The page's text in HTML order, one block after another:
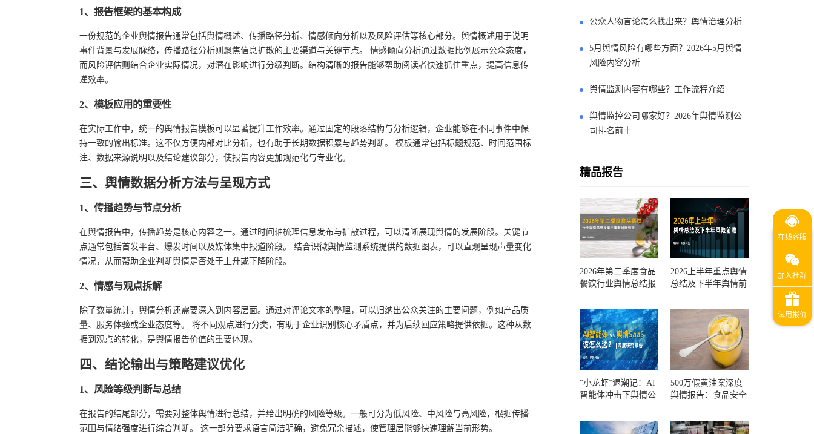
1、报告框架的基本构成
一份规范的企业舆情报告通常包括舆情概述、传播路径分析、情感倾向分析以及风险评估等核心部分。舆情概述用于说明
事件背景与发展脉络，传播路径分析则聚焦信息扩散的主要渠道与关键节点。 情感倾向分析通过数据比例展示公众态度，
而风险评估则结合企业实际情况，对潜在影响进行分级判断。结构清晰的报告能够帮助阅读者快速抓住重点，提高信息传
递效率。
2、模板应用的重要性
在实际工作中，统一的舆情报告模板可以显著提升工作效率。通过固定的段落结构与分析逻辑，企业能够在不同事件中保
持一致的输出标准。这不仅方便内部对比分析，也有助于长期数据积累与趋势判断。 模板通常包括标题规范、时间范围标
注、数据来源说明以及结论建议部分，使报告内容更加规范化与专业化。
三、舆情数据分析方法与呈现方式
1、传播趋势与节点分析
在舆情报告中，传播趋势是核心内容之一。通过时间轴梳理信息发布与扩散过程，可以清晰展现舆情的发展阶段。关键节
点通常包括首发平台、爆发时间以及媒体集中报道阶段。 结合识微舆情监测系统提供的数据图表，可以直观呈现声量变化
情况，从而帮助企业判断舆情是否处于上升或下降阶段。
2、情感与观点拆解
除了数量统计，舆情分析还需要深入到内容层面。通过对评论文本的整理，可以归纳出公众关注的主要问题，例如产品质
量、服务体验或企业态度等。 将不同观点进行分类，有助于企业识别核心矛盾点，并为后续回应策略提供依据。这种从数
据到观点的转化，是舆情报告价值的重要体现。
四、结论输出与策略建议优化
1、风险等级判断与总结
在报告的结尾部分，需要对整体舆情进行总结，并给出明确的风险等级。一般可分为低风险、中风险与高风险，根据传播
范围与情绪强度进行综合判断。 这一部分要求语言简洁明确，避免冗余描述，使管理层能够快速理解当前形势。
公众人物言论怎么找出来？舆情治理分析
5月舆情风险有哪些方面？2026年5月舆情
风险内容分析
舆情监测内容有哪些？工作流程介绍
舆情监控公司哪家好？2026年舆情监测公
司排名前十
精品报告
2026年第二季度食品
餐饮行业舆情总结报
测
2026上半年重点舆情
总结及下半年舆情前
“小龙虾”退潮记：AI
智能体冲击下舆情公
500万假黄油案深度
舆情报告：食品安全
一环？